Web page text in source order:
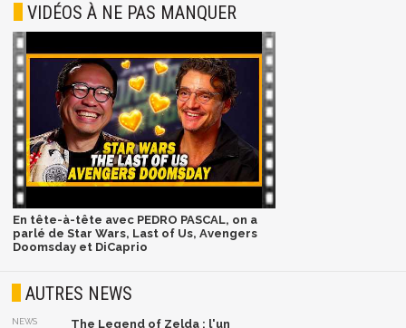
VIDÉOS À NE PAS MANQUER
En tête-à-tête avec PEDRO PASCAL, on a
parlé de Star Wars, Last of Us, Avengers
Doomsday et DiCaprio
AUTRES NEWS
NEWS
The Legend of Zelda : l'un